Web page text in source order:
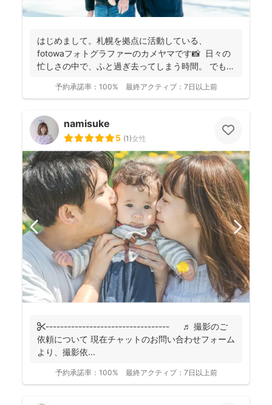
はじめまして。札幌を拠点に活動している、
fotowaフォトグラファーのカメヤマです📸 日々の
忙しさの中で、ふと過ぎ去ってしまう時間。 でもそ
予約承諾率： 100% 最終アクティブ： 7日以上前
namisuke
5 (1)女性
✄---------------------------------- ♬ 撮影のご
依頼について 現在チャットのお問い合わせフォーム
より、撮影依...
予約承諾率： 100% 最終アクティブ： 7日以上前